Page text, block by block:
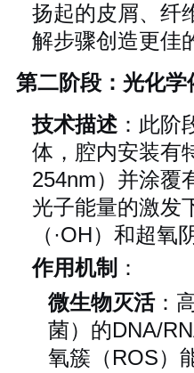
扬起的皮屑、纤
解步骤创造更佳
第二阶段：光化
技术描述 ：此
体，腔内安装有
254nm）并涂覆
光子能量的激发
（·OH）和超氧
作用机制 ：
微生物灭活：
菌）的DNA/
氧簇（ROS）